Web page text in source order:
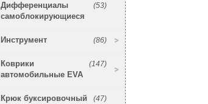
(53)
Дифференциалы
самоблокирующиеся
(86)
Инструмент
(147)
Коврики
автомобильные EVA
(47)
Крюк буксировочный